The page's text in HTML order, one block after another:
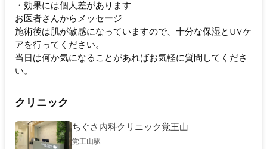
・効果には個人差があります
お医者さんからメッセージ
施術後は肌が敏感になっていますので、十分な保湿とUVケ
アを行ってください。
当日は何か気になることがあればお気軽に質問してくださ
い。
クリニック
ちぐさ内科クリニック覚王山
覚王山駅